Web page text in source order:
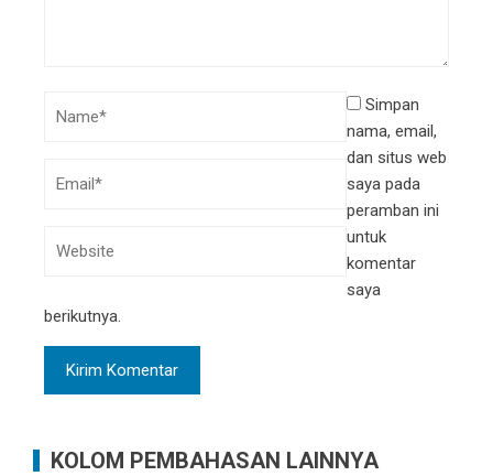
Simpan
nama, email,
dan situs web
saya pada
peramban ini
untuk
komentar
saya
berikutnya.
KOLOM PEMBAHASAN LAINNYA